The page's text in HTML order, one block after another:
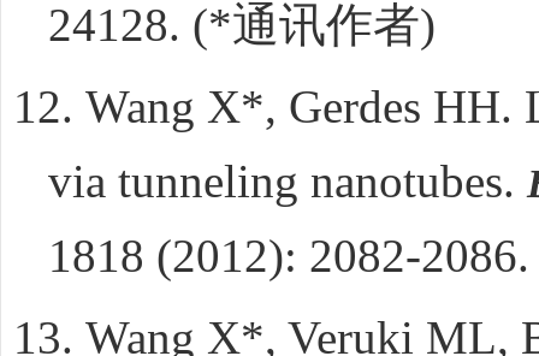
24128. (*通讯作者)
12. Wang X*, Gerdes HH.
via tunneling nanotubes.
1818 (2012): 2082-
13. Wang X*, Veruki ML,